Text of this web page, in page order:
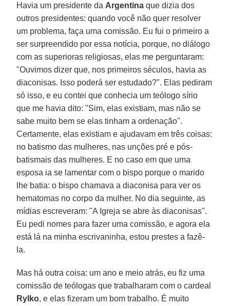
Havia um presidente da Argentina que dizia dos
outros presidentes: quando você não quer resolver
um problema, faça uma comissão. Eu fui o primeiro a
ser surpreendido por essa notícia, porque, no diálogo
com as superioras religiosas, elas me perguntaram:
"Ouvimos dizer que, nos primeiros séculos, havia as
diaconisas. Isso poderá ser estudado?". Elas pediram
só isso, e eu contei que conhecia um teólogo sírio
que me havia dito: "Sim, elas existiam, mas não se
sabe muito bem se elas tinham a ordenação".
Certamente, elas existiam e ajudavam em três coisas:
no batismo das mulheres, nas unções pré e pós-
batismais das mulheres. E no caso em que uma
esposa ia se lamentar com o bispo porque o marido
lhe batia: o bispo chamava a diaconisa para ver os
hematomas no corpo da mulher. No dia seguinte, as
mídias escreveram: "A Igreja se abre às diaconisas".
Eu pedi nomes para fazer uma comissão, e agora ela
está lá na minha escrivaninha, estou prestes a fazê-
la.
Mas há outra coisa: um ano e meio atrás, eu fiz uma
comissão de teólogas que trabalharam com o cardeal
Rylko, e elas fizeram um bom trabalho. É muito